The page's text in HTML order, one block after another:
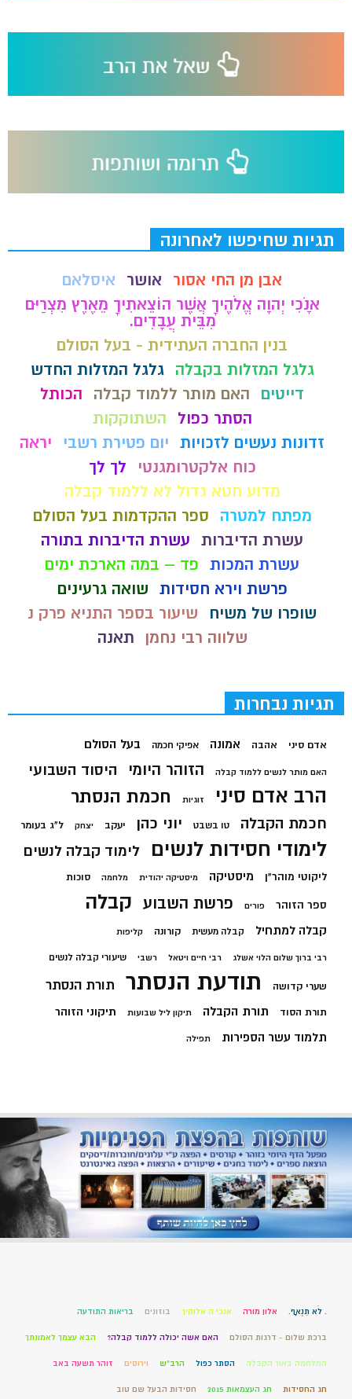
תגיות שחיפשו לאחרונה
אבן מן החי אסור אושר
איסלאם
אָנֹכִי יְהוָה אֱלֹהֶיךָ אֲשֶׁר הוֹצֵאתִיךָ מֵאֶרֶץ מִצְרַיִם
מִבֵּית עֲבָדִים.
בנין החברה העתידית - בעל הסולם
גלגל המזלות בקבלה
גלגל המזלות החדש
דייטים
האם מותר ללמוד קבלה
הכותל
הסתר כפול
השתוקקות
זדונות נעשים לזכויות יום פטירת רשבי
יראה
כוח אלקטרומגנטי
לך לך
מדוע חטא גדול לא ללמוד קבלה
מפתח למטרה
ספר ההקדמות בעל הסולם
עשרת הדיברות עשרת הדיברות בתורה
עשרת המכות פד – במה הארכת ימים
פרשת וירא חסידות שואה גרעינים
שופרו של משיח
שיעור בספר התניא פרק נ
שלווה רבי נחמן
תאנה
תגיות נבחרות
אדם סיני אהבה אמונה אפיקי חכמה בעל הסולם
האם מותר לנשים ללמוד קבלה הזוהר היומי היסוד השבועי
הרב אדם סיני זוגיות חכמת הנסתר
חכמת הקבלה טו בשבט יוני כהן יעקב יצחק ל"ג בעומר
לימודי חסידות לנשים לימוד קבלה לנשים
ליקוטי מוהר"ן מיסטיקה מיסטיקה יהודית מלחמה סוכות
ספר הזוהר פורים פרשת השבוע קבלה
קבלה למתחיל קבלה מעשית קורונה קליפות
רבי ברוך שלום הלוי אשלג רבי חיים ויטאל רשבי שיעורי קבלה לנשים
שערי קדושה תודעת הנסתר תורת הנסתר
תורת הסוד תורת הקבלה תיקון ליל שבועות תיקוני הזוהר
תלמוד עשר הספירות תפילה
. לֹא תִנְאָף. אלון מורה אנכי ה אלוקיך בוזונים בריאות התודעה
ברכת שלום - דרגות הסולם האם אשה יכולה ללמוד קבלה? הבא עצמך לאמונתך
המלחמה באור הקבלה הסתר כפול הרב"ש וירוסים זוהר תשעה באב
חג החסידות חג העצמאות 2015 חסידות הבעל שם טוב